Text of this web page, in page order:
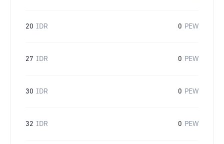
20 IDR 0 PEW
27 IDR 0 PEW
30 IDR 0 PEW
32 IDR 0 PEW